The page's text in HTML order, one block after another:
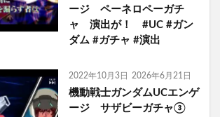
ージ ペーネロペーガチ
ャ 演出が！ #UC #ガン
ダム #ガチャ #演出
2022年10月3日 2026年6月21日
機動戦士ガンダムUCエンゲ
ージ サザビーガチャ③